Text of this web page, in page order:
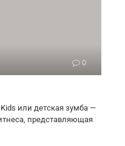
0
Kids или детская зумба —
представляющая